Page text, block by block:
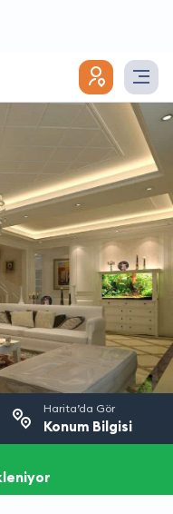
Harita’da Gör
Konum Bilgisi